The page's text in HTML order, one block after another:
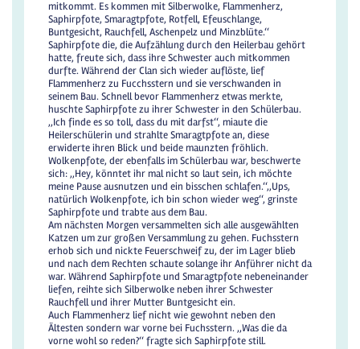
mitkommt. Es kommen mit Silberwolke, Flammenherz,
Saphirpfote, Smaragtpfote, Rotfell, Efeuschlange,
Buntgesicht, Rauchfell, Aschenpelz und Minzblüte.‘‘
Saphirpfote die, die Aufzählung durch den Heilerbau gehört
hatte, freute sich, dass ihre Schwester auch mitkommen
durfte. Während der Clan sich wieder auflöste, lief
Flammenherz zu Fucchsstern und sie verschwanden in
seinem Bau. Schnell bevor Flammenherz etwas merkte,
huschte Saphirpfote zu ihrer Schwester in den Schülerbau.
,,Ich finde es so toll, dass du mit darfst‘‘, miaute die
Heilerschülerin und strahlte Smaragtpfote an, diese
erwiderte ihren Blick und beide maunzten fröhlich.
Wolkenpfote, der ebenfalls im Schülerbau war, beschwerte
sich: ,,Hey, könntet ihr mal nicht so laut sein, ich möchte
meine Pause ausnutzen und ein bisschen schlafen.‘‘,,Ups,
natürlich Wolkenpfote, ich bin schon wieder weg‘‘, grinste
Saphirpfote und trabte aus dem Bau.
Am nächsten Morgen versammelten sich alle ausgewählten
Katzen um zur großen Versammlung zu gehen. Fuchsstern
erhob sich und nickte Feuerschweif zu, der im Lager blieb
und nach dem Rechten schaute solange ihr Anführer nicht da
war. Während Saphirpfote und Smaragtpfote nebeneinander
liefen, reihte sich Silberwolke neben ihrer Schwester
Rauchfell und ihrer Mutter Buntgesicht ein.
Auch Flammenherz lief nicht wie gewohnt neben den
Ältesten sondern war vorne bei Fuchsstern. ,,Was die da
vorne wohl so reden?‘‘ fragte sich Saphirpfote still.